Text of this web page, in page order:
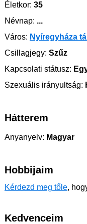
Életkor: 35
Névnap: ...
Város: Nyíregyháza
Csillagjegy: Szűz
Kapcsolati státusz:
Szexuális irányultság:
Hátterem
Anyanyelv: Magyar
Hobbijaim
Kérdezd meg tőle,
Kedvenceim